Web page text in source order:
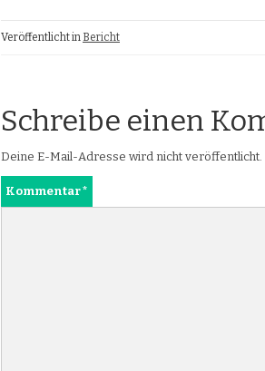
Veröffentlicht in Bericht
Schreibe einen
Deine E-Mail-Adresse wird nicht veröffentlicht.
Kommentar*